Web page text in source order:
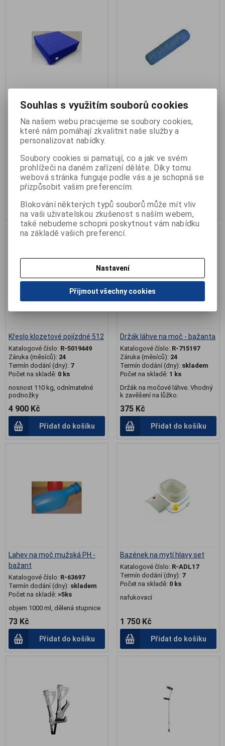
Rehabilitační kvádr 40x40x10
cm bavlněný
Výrobce:Halcamp
Katalogové číslo:R-HAL3024
Záruka (měsíců):
Termín dodání (dny): skladem
Počet na skladě: 1 ks
bavlněný pratelný potah
648 Kč
Přidat do košíku
Válec polohovací 946
39x12cm
Výrobce: Protetika CZ
Katalogové číslo:
Termín dodání (dny): skladem
Počet na skladě:2 ks
náplň: polypropylénové kuličky
305 Kč
Přidat do košíku
Křeslo klozetové pojízdné 512
Katalogové číslo: R-5019449
Záruka (měsíců): 24
Termín dodání (dny): 7
Počet na skladě: 0 ks
nosnost 110 kg, odnímatelné
podnožky
4 900 Kč
Přidat do košíku
Držák láhve na moč - bažanta
Katalogové číslo: R-715197
Záruka (měsíců): 24
Termín dodání (dny): skladem
Počet na skladě: 1 ks
Držák na močové láhve. Vhodný
k zavěšení na lůžko.
375 Kč
Přidat do košíku
Lahev na moč mužská PH -
bažant
Katalogové číslo: R-63697
Termín dodání (dny): skladem
Počet na skladě: >5ks
objem 1000 ml, dělená stupnice
73 Kč
Přidat do košíku
Bazének na mytí hlavy set
Katalogové číslo: R-ADL17
Termín dodání (dny): 7
Počet na skladě: 0 ks
nafukovací
1 750 Kč
Přidat do košíku
Souhlas s využitím souborů cookies
Na našem webu pracujeme se soubory cookies,
které nám pomáhají zkvalitnit naše služby a
personalizovat nabídky.
Soubory cookies si pamatují, co a jak ve svém
prohlížeči na daném zařízení děláte. Díky tomu
webová stránka funguje podle vás a je schopná se
přizpůsobit vašim preferencím.
Blokování některých typů souborů může mít vliv
na vaši uživatelskou zkušenost s naším webem,
také nebudeme schopni poskytnout vám nabídku
na základě vašich preferencí.
Nastavení
Přijmout všechny cookies